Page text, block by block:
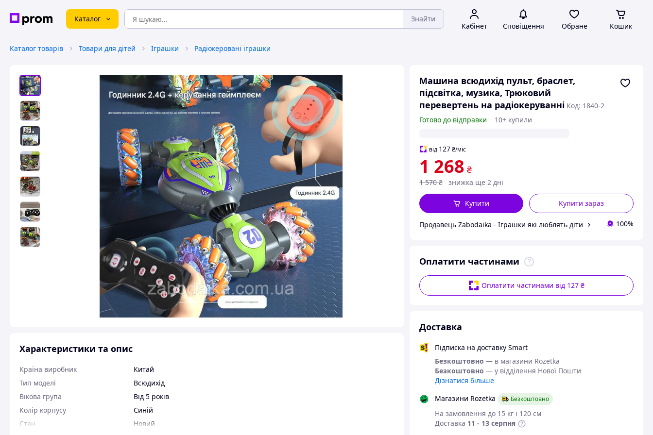
Каталог Знайти
Кабінет Сповіщення Обране Кошик
Каталог товарів Товари для дітей Іграшки Радіокеровані іграшки
Машина всюдихід пульт, браслет,
підсвітка, музика, Трюковий
перевертень на радіокеруванні Код: 1840-2
Готово до відправки
10+ купили
від 127 ₴/міс
1 268 ₴
1 570 ₴ знижка ще 2 дні
Купити зараз
Купити
Продавець Zabodaika - Іграшки які люблять діти 100%
Оплатити частинами
Оплатити частинами від 127 ₴
Доставка
Підписка на доставку Smart
Безкоштовно — в магазини Rozetka
Безкоштовно — у відділення Нової Пошти
Дізнатися більше
Магазини Rozetka
Безкоштовно
На замовлення до 15 кг і 120 см
Доставка 11 - 13 серпня
Характеристики та опис
Країна виробник
Китай
Тип моделі
Всюдихід
Вікова група
Від 5 років
Колір корпусу
Синій
Стан
Новий